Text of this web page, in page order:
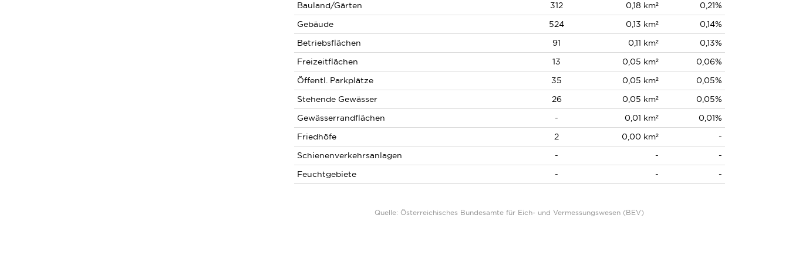
Bauland/Gärten
312 0,18 km²
0,21%
Gebäude
524 0,13 km²
0,14%
Betriebsflächen
91 0,11 km²
0,13%
Freizeitflächen
13 0,05 km²
0,06%
Öffentl. Parkplätze
35 0,05 km²
0,05%
Stehende Gewässer
26 0,05 km²
0,05%
Gewässerrandflächen
- 0,01 km²
0,01%
Friedhöfe
2 0,00 km²
-
Schienenverkehrsanlagen
- -
-
Feuchtgebiete
- - -
Quelle: Österreichisches Bundesamte für Eich- und Vermessungswesen (BEV)